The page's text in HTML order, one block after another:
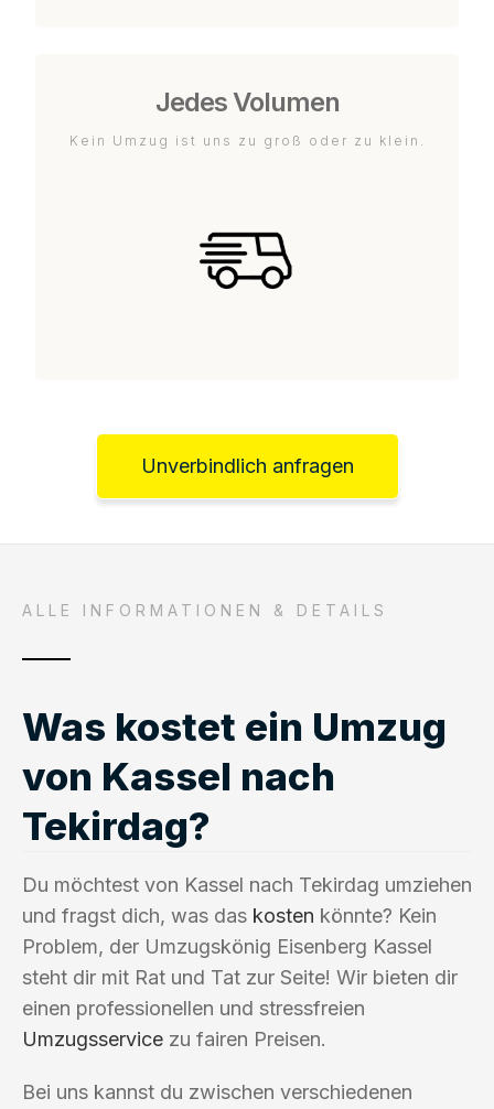
Jedes Volumen
Kein Umzug ist uns zu groß oder zu klein.
Unverbindlich anfragen
ALLE INFORMATIONEN & DETAILS
Was kostet ein Umzug
von Kassel nach
Tekirdag?
Du möchtest von Kassel nach Tekirdag umziehen
und fragst dich, was das kosten könnte? Kein
Problem, der Umzugskönig Eisenberg Kassel
steht dir mit Rat und Tat zur Seite! Wir bieten dir
einen professionellen und stressfreien
Umzugsservice zu fairen Preisen.
Bei uns kannst du zwischen verschiedenen